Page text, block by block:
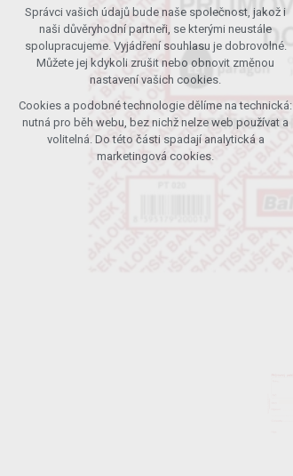
vyhodnocení návštěvnosti
marketingová cookies (Google)
Více informací o cookies na našem webu
Přijmout všechny cookies
Odmítnout vše
Správci vašich údajů bude naše společnost, jakož i
naši důvěryhodní partneři, se kterými neustále
spolupracujeme. Vyjádření souhlasu je dobrovolné.
Můžete jej kdykoli zrušit nebo obnovit změnou
nastavení vašich cookies.
Cookies a podobné technologie dělíme na technická:
nutná pro běh webu, bez nichž nelze web používat a
volitelná. Do této části spadají analytická a
marketingová cookies.